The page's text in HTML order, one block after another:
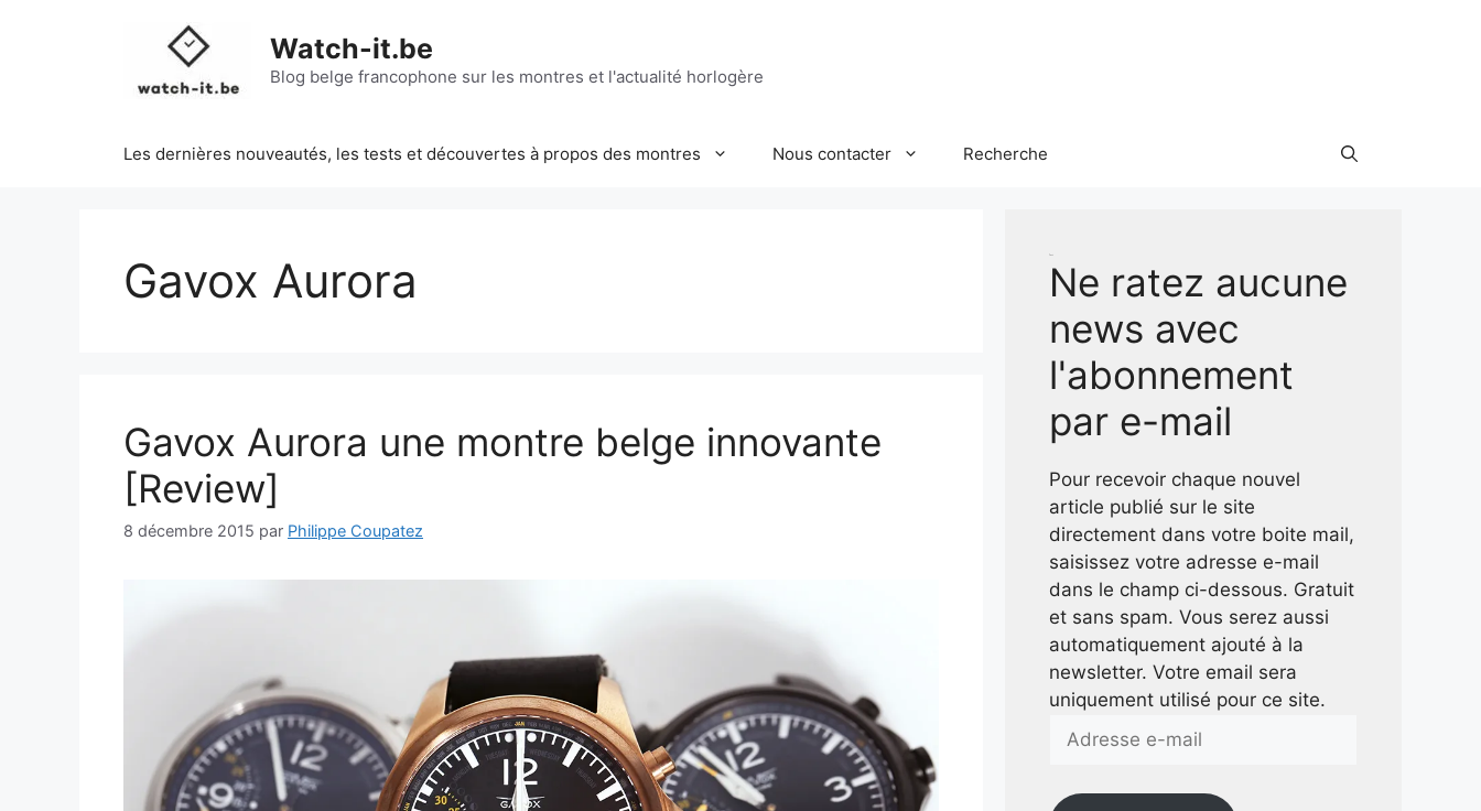
Watch-it.be
Blog belge francophone sur les montres et l'actualité horlogère
Les dernières nouveautés, les tests et découvertes à propos des montres Nous contacter Recherche
Gavox Aurora
Gavox Aurora une montre belge innovante
[Review]
8 décembre 2015 par Philippe Coupatez
Ne ratez aucune
news avec
l'abonnement
par e-mail
Pour recevoir chaque nouvel
article publié sur le site
directement dans votre boite mail,
saisissez votre adresse e-mail
dans le champ ci-dessous. Gratuit
et sans spam. Vous serez aussi
automatiquement ajouté à la
newsletter. Votre email sera
uniquement utilisé pour ce site.
e-